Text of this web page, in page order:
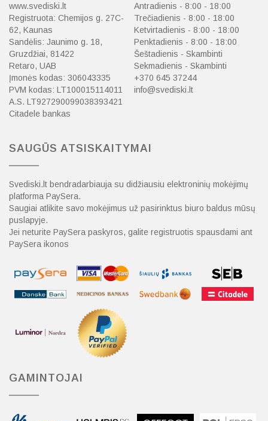
www.svediski.lt
Registruota: Chemijos g. 27C-
62, Kaunas
Sandėlis: Jaunimo g. 18,
Gruzdžiai, 81422
Retaro, UAB
Įmonės kodas: 306043335
PVM kodas: LT100015114011
A.S. LT927290099038393421
Citadele bankas
Antradienis - 8:00 - 18:00
Trečiadienis - 8:00 - 18:00
Ketvirtadienis - 8:00 - 18:00
Penktadienis - 8:00 - 18:00
Šeštadienis - Skambinti
Sekmadienis - Skambinti
+370 645 37244
info@svediski.lt
SAUGŪS ATSISKAITYMAI
Svediski.lt bendradarbiauja su didžiausiu elektroninių mokėjimų
platforma PaySera.
Saugiai atlikite savo mokėjimus už pasirinktus biuro baldus mūsų
puslapyje.
Jei neturite PaySera paskyros, galite registruotis spausdami ant
PaySera ikonos
GAMINTOJAI